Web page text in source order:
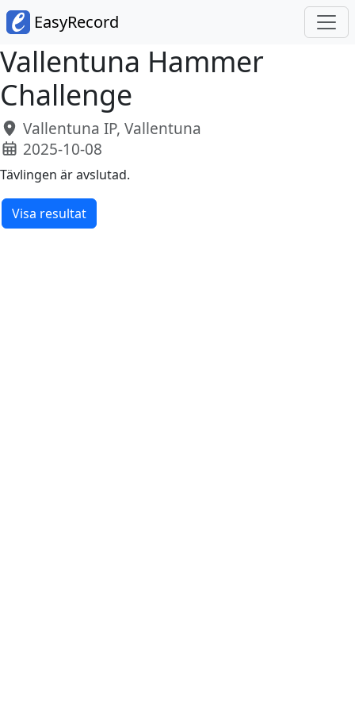
EasyRecord
Vallentuna Hammer
Challenge
Vallentuna IP, Vallentuna
2025-10-08
Tävlingen är avslutad.
Visa resultat